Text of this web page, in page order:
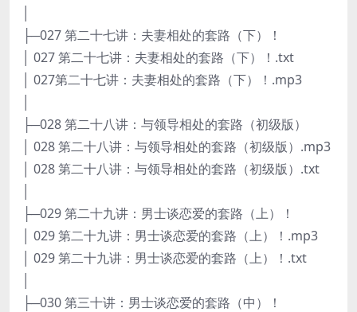
├─027 第二十七讲：夫妻相处的套路（下）！
│ 027 第二十七讲：夫妻相处的套路（下）！.txt
│ 027第二十七讲：夫妻相处的套路（下）！.mp3
├─028 第二十八讲：与领导相处的套路（初级版）
│ 028 第二十八讲：与领导相处的套路（初级版）.mp3
│ 028 第二十八讲：与领导相处的套路（初级版）.txt
├─029 第二十九讲：男士谈恋爱的套路（上）！
│ 029 第二十九讲：男士谈恋爱的套路（上）！.mp3
│ 029 第二十九讲：男士谈恋爱的套路（上）！.txt
├─030 第三十讲：男士谈恋爱的套路（中）！